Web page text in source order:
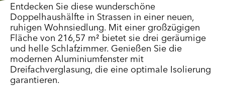
Entdecken Sie diese wunderschöne
Doppelhaushälfte in Strassen in einer neuen,
ruhigen Wohnsiedlung. Mit einer großzügigen
Fläche von 216,57 m² bietet sie drei geräumige
und helle Schlafzimmer. Genießen Sie die
modernen Aluminiumfenster mit
Dreifachverglasung, die eine optimale Isolierung
garantieren.